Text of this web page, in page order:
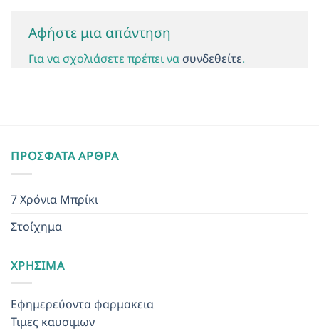
Αφήστε μια απάντηση
Για να σχολιάσετε πρέπει να συνδεθείτε.
ΠΡΌΣΦΑΤΑ ΆΡΘΡΑ
7 Χρόνια Μπρίκι
Στοίχημα
ΧΡΉΣΙΜΑ
Εφημερεύοντα φαρμακεια
Τιμες καυσιμων